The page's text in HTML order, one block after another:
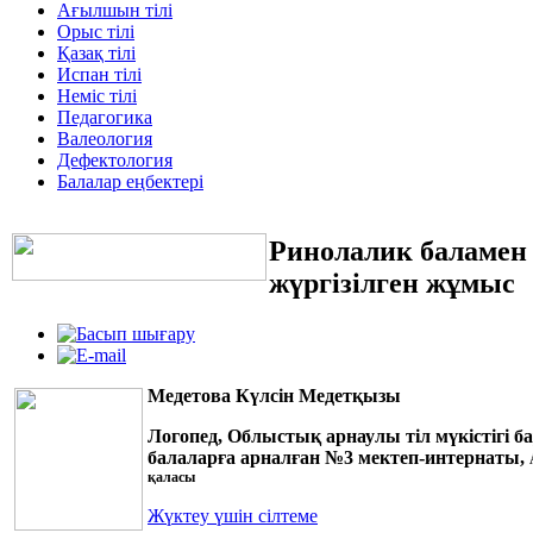
Ағылшын тілі
Орыс тілі
Қазақ тілі
Испан тілі
Неміс тілі
Педагогика
Валеология
Дефектология
Балалар еңбектері
Ринолалик баламен
жүргізілген жұмыс
Медетова Күлсін Медетқызы
Логопед, Облыстық арнаулы тіл мүкістігі
балаларға арналған №3 мектеп-интернаты,
қаласы
Жүктеу үшін сілтеме